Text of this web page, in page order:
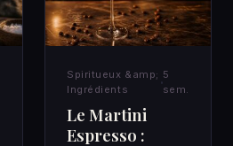
Spiritueux &amp;
Ingrédients
5
sem.
Le Martini
Espresso :